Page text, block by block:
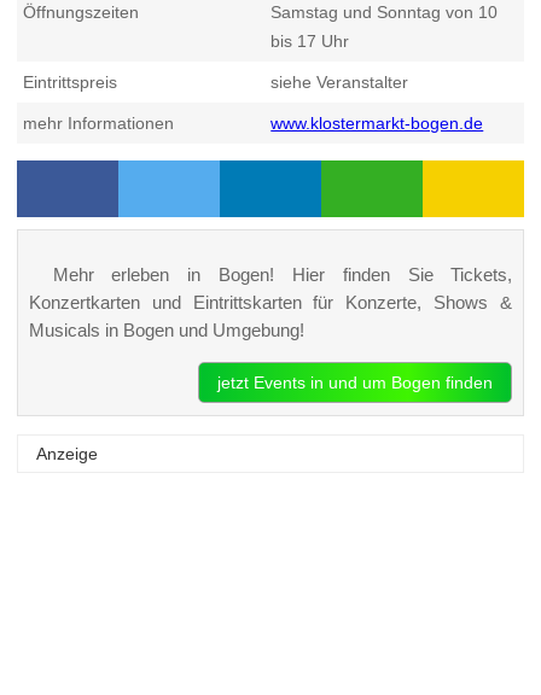
Öffnungszeiten
Samstag und Sonntag von 10
bis 17 Uhr
Eintrittspreis siehe Veranstalter
mehr Informationen www.klostermarkt-bogen.de
Mehr erleben in Bogen! Hier finden Sie Tickets,
Konzertkarten und Eintrittskarten für Konzerte, Shows &
Musicals in Bogen und Umgebung!
jetzt Events in und um Bogen finden
Anzeige